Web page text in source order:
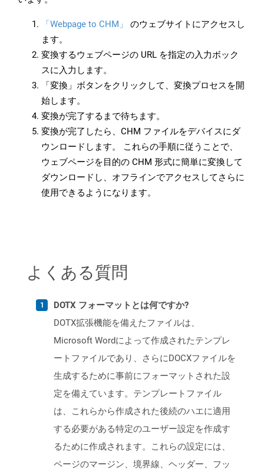
「Webpage to CHM」
のウェブサイトにアクセスし
ます。
変換するウェブページの URL を指定の入力ボック
スに入力します。
「変換」ボタンをクリックして、変換プロセスを開
始します。
変換が完了するまで待ちます。
変換が完了したら、CHM ファイルをデバイスにダ
ウンロードします。 これらの手順に従うことで、
ウェブページを目的の CHM 形式に簡単に変換して
ダウンロードし、オフラインでアクセスしてさらに
使用できるようになります。
よくある質問
DOTX フォーマットとは何ですか?
DOTX拡張機能を備えたファイルは、
Microsoft Wordによって作成されたテンプレ
ートファイルであり、さらにDOCXファイルを
生成するために事前にフォーマットされた設
定を備えています。テンプレートファイル
は、これらから作成された後続のハエに適用
する必要がある特定のユーザー設定を作成す
るために作成されます。これらの設定には、
ページのマージン、境界線、ヘッダー、フッ